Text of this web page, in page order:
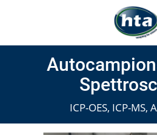
ICP-OES, ICP-MS,